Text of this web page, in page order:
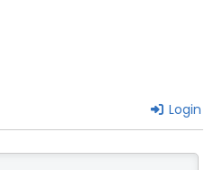
Login